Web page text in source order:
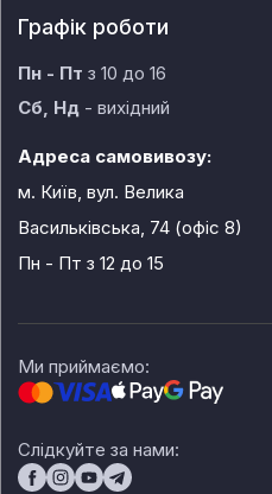
Графік роботи
Пн - Пт з 10 до 16
Сб, Нд - вихідний
Адреса самовивозу:
м. Київ, вул. Велика
Васильківська, 74 (офіс 8)
Пн - Пт з 12 до 15
Ми приймаємо:
Слідкуйте за нами: